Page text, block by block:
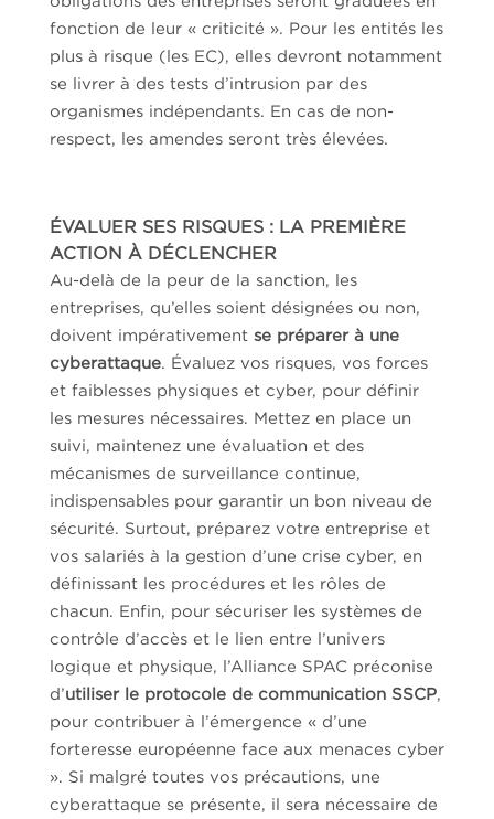
fonction de leur « criticité ». Pour les entités les
plus à risque (les EC), elles devront notamment
se livrer à des tests d’intrusion par des
organismes indépendants. En cas de non-
respect, les amendes seront très élevées.
ÉVALUER SES RISQUES : LA PREMIÈRE
ACTION À DÉCLENCHER
Au-delà de la peur de la sanction, les
entreprises, qu’elles soient désignées ou non,
doivent impérativement se préparer à une
cyberattaque. Évaluez vos risques, vos forces
et faiblesses physiques et cyber, pour définir
les mesures nécessaires. Mettez en place un
suivi, maintenez une évaluation et des
mécanismes de surveillance continue,
indispensables pour garantir un bon niveau de
sécurité. Surtout, préparez votre entreprise et
vos salariés à la gestion d’une crise cyber, en
définissant les procédures et les rôles de
chacun. Enfin, pour sécuriser les systèmes de
contrôle d’accès et le lien entre l’univers
logique et physique, l’Alliance SPAC préconise
d’utiliser le protocole de communication SSCP,
pour contribuer à l’émergence « d’une
forteresse européenne face aux menaces cyber
». Si malgré toutes vos précautions, une
cyberattaque se présente, il sera nécessaire de